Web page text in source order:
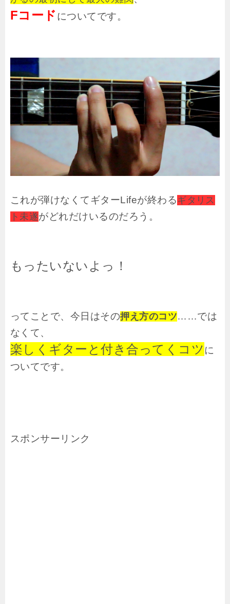
Fコード についてです。
これが弾けなくてギターLifeが終わるギタリス
ト未遂がどれだけいるのだろう。
もったいないよっ！
ってことで、今日はその押え方のコツ……では
なくて、
楽しくギターと付き合ってくコツ に
ついてです。
スポンサーリンク